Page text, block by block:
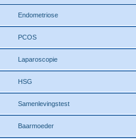
Endometriose
PCOS
Laparoscopie
HSG
Samenlevingstest
Baarmoeder